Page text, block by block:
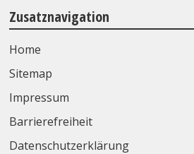
Zusatznavigation
Home
Sitemap
Impressum
Barrierefreiheit
Datenschutzerklärung